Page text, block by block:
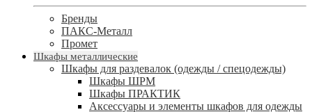
Бренды
ПАКС-Металл
Промет
Шкафы металлические
Шкафы для раздевалок (одежды / спецодежды)
Шкафы ШРМ
Шкафы ПРАКТИК
Аксессуары и элементы шкафов для одежды